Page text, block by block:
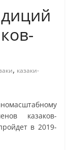
, казаки-
казаков-
в 2019-